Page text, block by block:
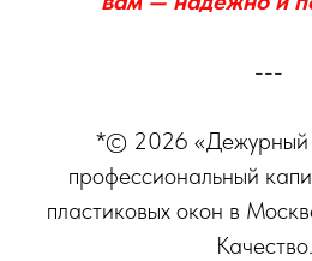
---
*© 2026 «Дежурный
профессиональный
пластиковых окон в